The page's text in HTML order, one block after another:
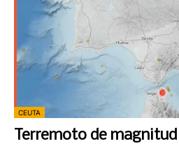
CEUTA
Terremoto de magnitud